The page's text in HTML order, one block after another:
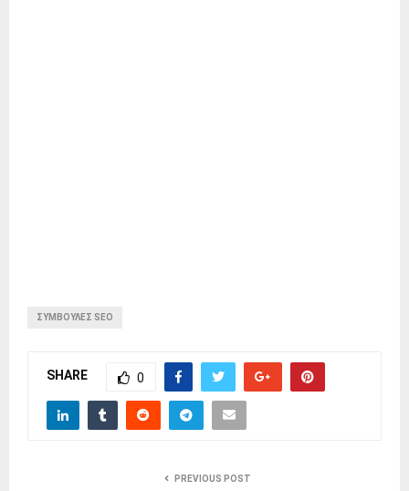
ΣΥΜΒΟΥΛΕΣ SEO
SHARE 0
PREVIOUS POST